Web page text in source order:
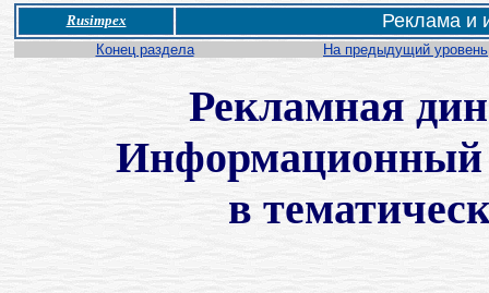
Rusimpex Реклама и
Конец раздела На предыдущий уровень
Рекламная
Информационный
в